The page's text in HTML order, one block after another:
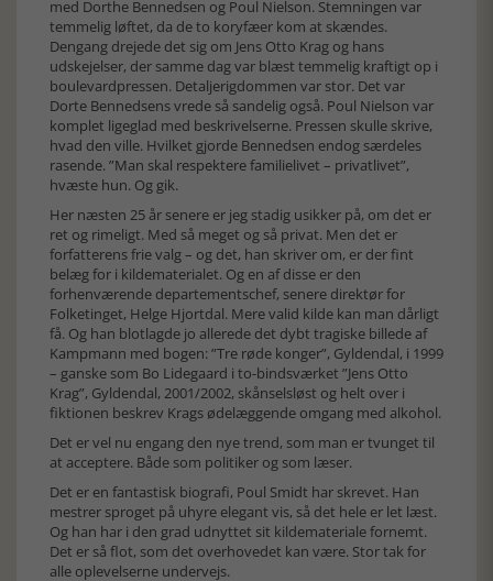
med Dorthe Bennedsen og Poul Nielson. Stemningen var
temmelig løftet, da de to koryfæer kom at skændes.
Dengang drejede det sig om Jens Otto Krag og hans
udskejelser, der samme dag var blæst temmelig kraftigt op i
boulevardpressen. Detaljerigdommen var stor. Det var
Dorte Bennedsens vrede så sandelig også. Poul Nielson var
komplet ligeglad med beskrivelserne. Pressen skulle skrive,
hvad den ville. Hvilket gjorde Bennedsen endog særdeles
rasende. ”Man skal respektere familielivet – privatlivet”,
hvæste hun. Og gik.
Her næsten 25 år senere er jeg stadig usikker på, om det er
ret og rimeligt. Med så meget og så privat. Men det er
forfatterens frie valg – og det, han skriver om, er der fint
belæg for i kildematerialet. Og en af disse er den
forhenværende departementschef, senere direktør for
Folketinget, Helge Hjortdal. Mere valid kilde kan man dårligt
få. Og han blotlagde jo allerede det dybt tragiske billede af
Kampmann med bogen: ”Tre røde konger”, Gyldendal, i 1999
– ganske som Bo Lidegaard i to-bindsværket ”Jens Otto
Krag”, Gyldendal, 2001/2002, skånselsløst og helt over i
fiktionen beskrev Krags ødelæggende omgang med alkohol.
Det er vel nu engang den nye trend, som man er tvunget til
at acceptere. Både som politiker og som læser.
Det er en fantastisk biografi, Poul Smidt har skrevet. Han
mestrer sproget på uhyre elegant vis, så det hele er let læst.
Og han har i den grad udnyttet sit kildemateriale fornemt.
Det er så flot, som det overhovedet kan være. Stor tak for
alle oplevelserne undervejs.